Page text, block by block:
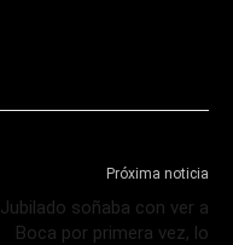
Próxima noticia
Jubilado soñaba con ver a
Boca por primera vez, lo